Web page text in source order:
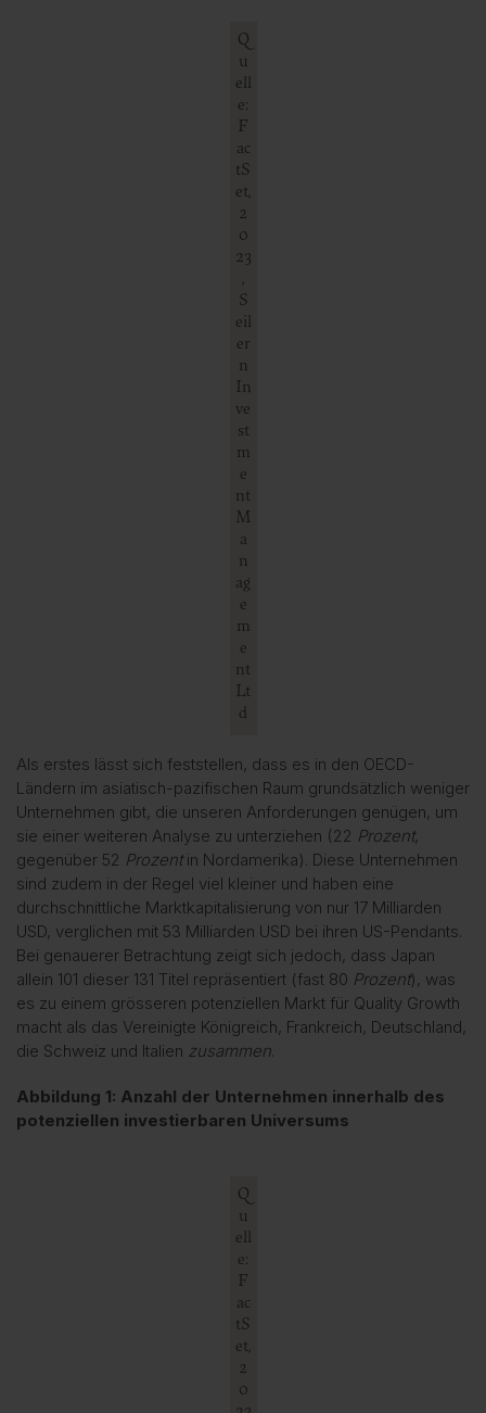
Q
u
ell
e:
F
ac
tS
et,
2
0
23
,
S
eil
er
n
In
ve
st
m
e
nt
M
a
n
ag
e
m
e
nt
Lt
d
Als erstes lässt sich feststellen, dass es in den OECD-
Ländern im asiatisch-pazifischen Raum grundsätzlich weniger
Unternehmen gibt, die unseren Anforderungen genügen, um
sie einer weiteren Analyse zu unterziehen (22 Prozent,
gegenüber 52 Prozentin Nordamerika). Diese Unternehmen
sind zudem in der Regel viel kleiner und haben eine
durchschnittliche Marktkapitalisierung von nur 17 Milliarden
USD, verglichen mit 53 Milliarden USD bei ihren US-Pendants.
Bei genauerer Betrachtung zeigt sich jedoch, dass Japan
allein 101 dieser 131 Titel repräsentiert (fast 80 Prozent), was
es zu einem grösseren potenziellen Markt für Quality Growth
macht als das Vereinigte Königreich, Frankreich, Deutschland,
die Schweiz und Italien zusammen.
Abbildung 1: Anzahl der Unternehmen innerhalb des
potenziellen investierbaren Universums
Q
u
ell
e:
F
ac
tS
et,
2
0